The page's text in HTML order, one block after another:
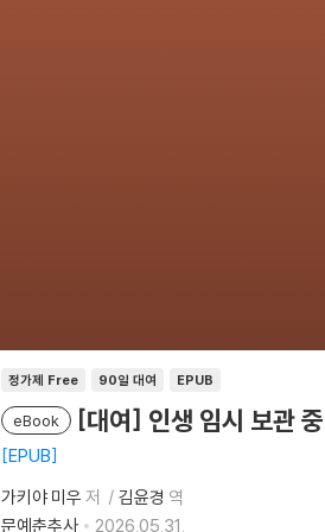
정가제 Free 90일 대여 EPUB
eBook [대여] 인생 임시 보관 중
EPUB
가키야 미우 저 김윤경 역
문예춘추사
2026.05.31.